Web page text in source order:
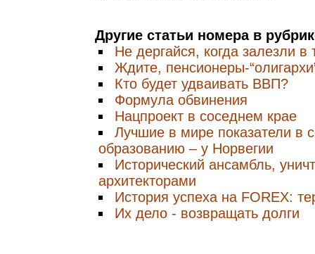
Другие статьи номера в
Не дергайся, когда залезли в
Ждите, пенсионеры-
Кто будет удваивать ВВП?
Формула обвинения
Нацпроект в соседнем крае
Лучшие в мире показатели в
образованию – у Норвегии
Исторический ансамбль,
архитекторами
История успеха на FOREX:
Их дело - возвращать долги